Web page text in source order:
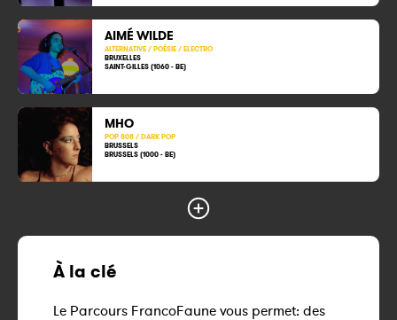
AIMÉ WILDE
ALTERNATIVE / POÉSIE / ELECTRO
BRUXELLES
SAINT-GILLES (1060 - BE)
MHO
POP 808 / DARK POP
BRUSSELS
BRUSSELS (1000 - BE)
À la clé
Le Parcours FrancoFaune vous permet: des